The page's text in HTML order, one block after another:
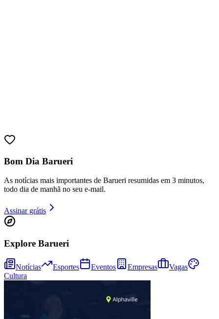
Bom Dia Barueri
As notícias mais importantes de Barueri resumidas em 3 minutos,
todo dia de manhã no seu e-mail.
Assinar grátis
Explore Barueri
Notícias Esportes Eventos Empresas
Vagas
Cultura